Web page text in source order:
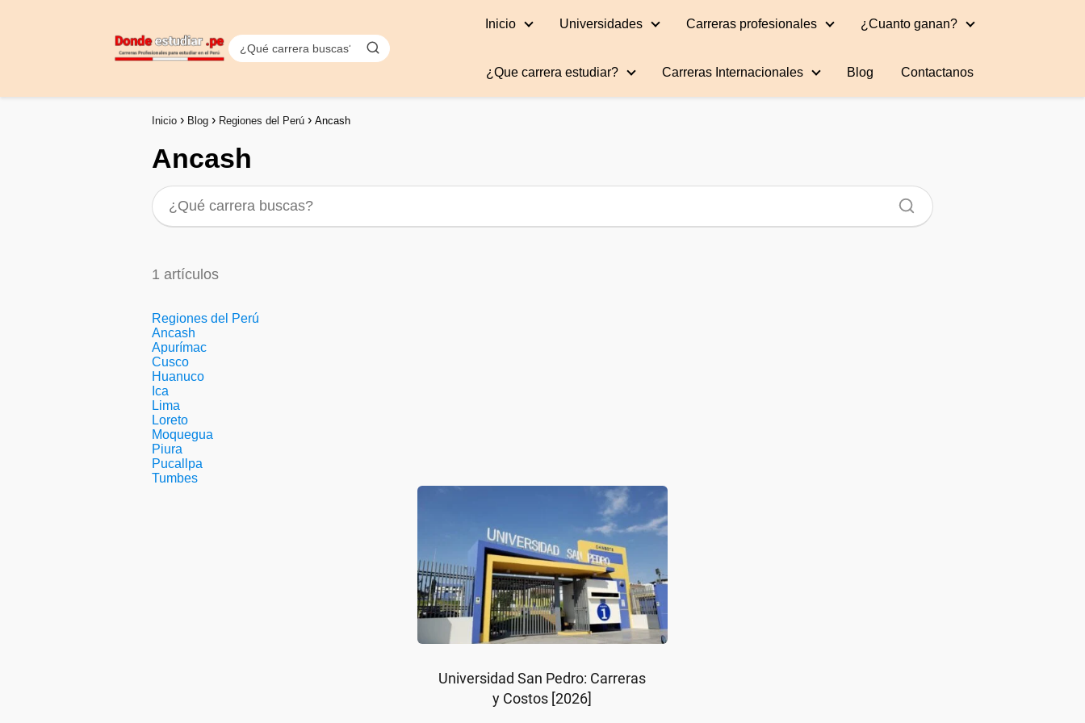
Inicio Universidades Carreras profesionales ¿Cuanto ganan?
¿Que carrera estudiar? Carreras Internacionales Blog Contactanos
Inicio Blog Regiones del Perú Ancash
Ancash
1 artículos
Regiones del Perú
Ancash
Apurímac
Cusco
Huanuco
Ica
Lima
Loreto
Moquegua
Piura
Pucallpa
Tumbes
Universidad San Pedro: Carreras
y Costos [2026]